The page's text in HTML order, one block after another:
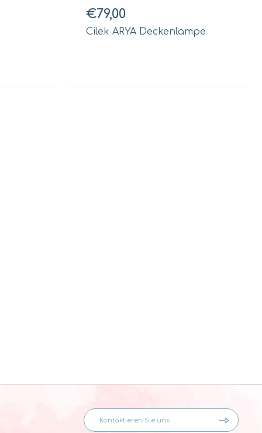
€79,00
Cilek ARYA Deckenlampe